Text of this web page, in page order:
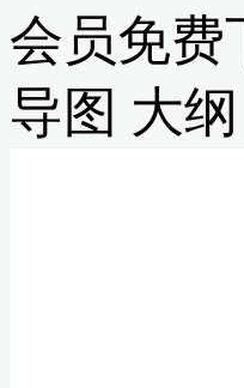
会员免费
导图 大纲